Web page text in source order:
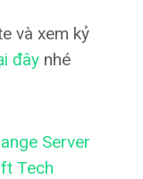
và xem kỷ
đây nhé
Server
Tech